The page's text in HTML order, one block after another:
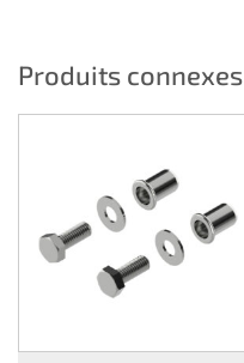
Produits connexes